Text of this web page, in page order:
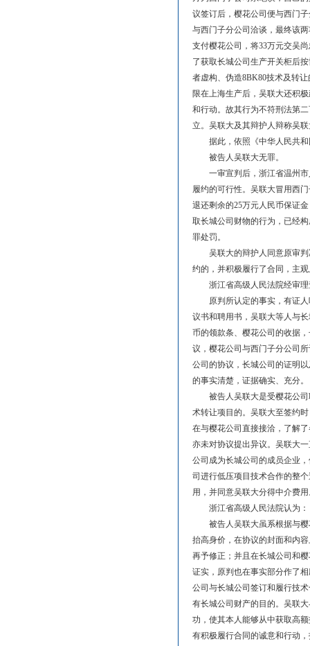
议签订后，樱花公司便与西门
与西门子分公司洽谈，最终该
支付樱花公司，将33万元交吴
了获取长城公司生产开关柜后
者虚构、伪造8BK80技术及转
限在上海生产后，吴联大还积
和行动。故其行为不符刑法第
立。吴联大及其辩护人辩称吴
据此，依照《中华人民共
被告人吴联大无罪。
一审宣判后，浙江省温州市
履约的可行性。吴联大冒用西
退还剩余的25万元人民币保证
取长城公司财物的行为，已经
罪处罚。
吴联大的辩护人同意原审判
约的，并积极履行了合同，主
浙江省高级人民法院经审理
原判所认定的事实，有证人
议书和聘用书，吴联大等人与
币的领款条、樱花公司的收据
议，樱花公司与西门子分公司
公司的协议，长城公司的证明
的事实清楚，证据确实、充分。
被告人吴联大是受樱花公司
术转让项目的。吴联大至签约
在与樱花公司直接接洽，了解
亦未对协议提出异议。吴联大
公司成为长城公司的成员企业
司进行低压项目技术合作的整
用，并同意吴联大分得中介费
浙江省高级人民法院认为：
被告人吴联大虽系根据与樱
抬高身价，在协议的封面和内
再予修正；并且在长城公司和
证实，原判也在事实部分作了
公司与长城公司签订和履行技
有长城公司财产的目的。吴联
功，使其本人能够从中获取高
有积极履行合同的诚意和行动